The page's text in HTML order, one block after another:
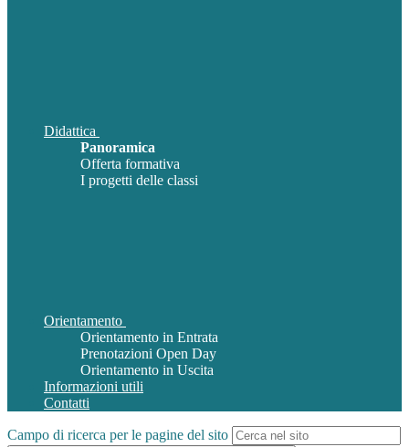
Didattica
Panoramica
Offerta formativa
I progetti delle classi
Orientamento
Orientamento in Entrata
Prenotazioni Open Day
Orientamento in Uscita
Informazioni utili
Contatti
Campo di ricerca per le pagine del sito